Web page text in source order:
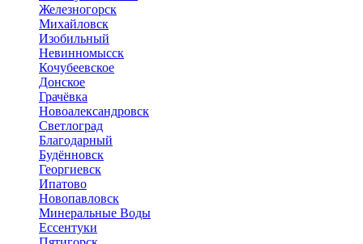
Железногорск
Михайловск
Изобильный
Невинномысск
Кочубеевское
Донское
Грачёвка
Новоалександровск
Светлоград
Благодарный
Будённовск
Георгиевск
Ипатово
Новопавловск
Минеральные Воды
Ессентуки